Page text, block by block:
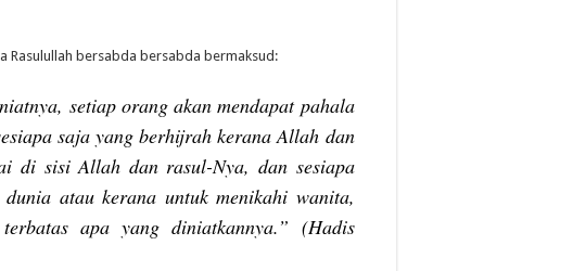
Rasulullah bersabda bersabda bermaksud:
setiap orang akan mendapat pahala
saja yang berhijrah kerana Allah dan
di sisi Allah dan rasul-Nya, dan sesiapa
atau kerana untuk menikahi wanita,
apa yang diniatkannya.” (Hadis